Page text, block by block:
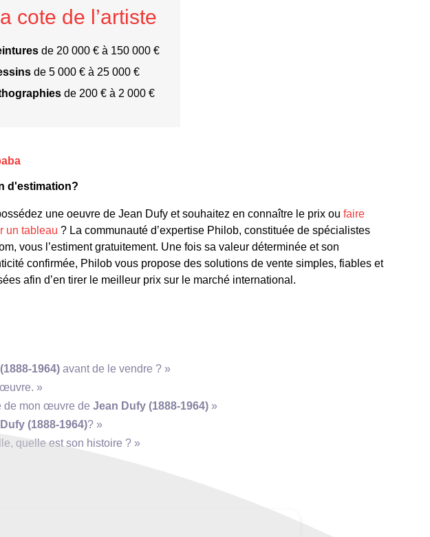
cote de l’artiste
de 20 000 € à 150 000 €
de 5 000 € à 25 000 €
de 200 € à 2 000 €
d'estimation?
une oeuvre de Jean Dufy et souhaitez en connaître le prix ou faire
un tableau ? La communauté d’expertise Philob, constituée de spécialistes
vous l’estiment gratuitement. Une fois sa valeur déterminée et son
confirmée, Philob vous propose des solutions de vente simples, fiables et
afin d’en tirer le meilleur prix sur le marché international.
1964) avant de le vendre ? »
»
de mon œuvre deJean Dufy (1888-1964) »
(1888-1964)? »
quelle est son histoire ? »